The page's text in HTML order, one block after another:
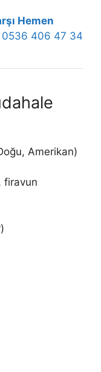
Hemen
0536 406 47 34
Amerikan)
firavun